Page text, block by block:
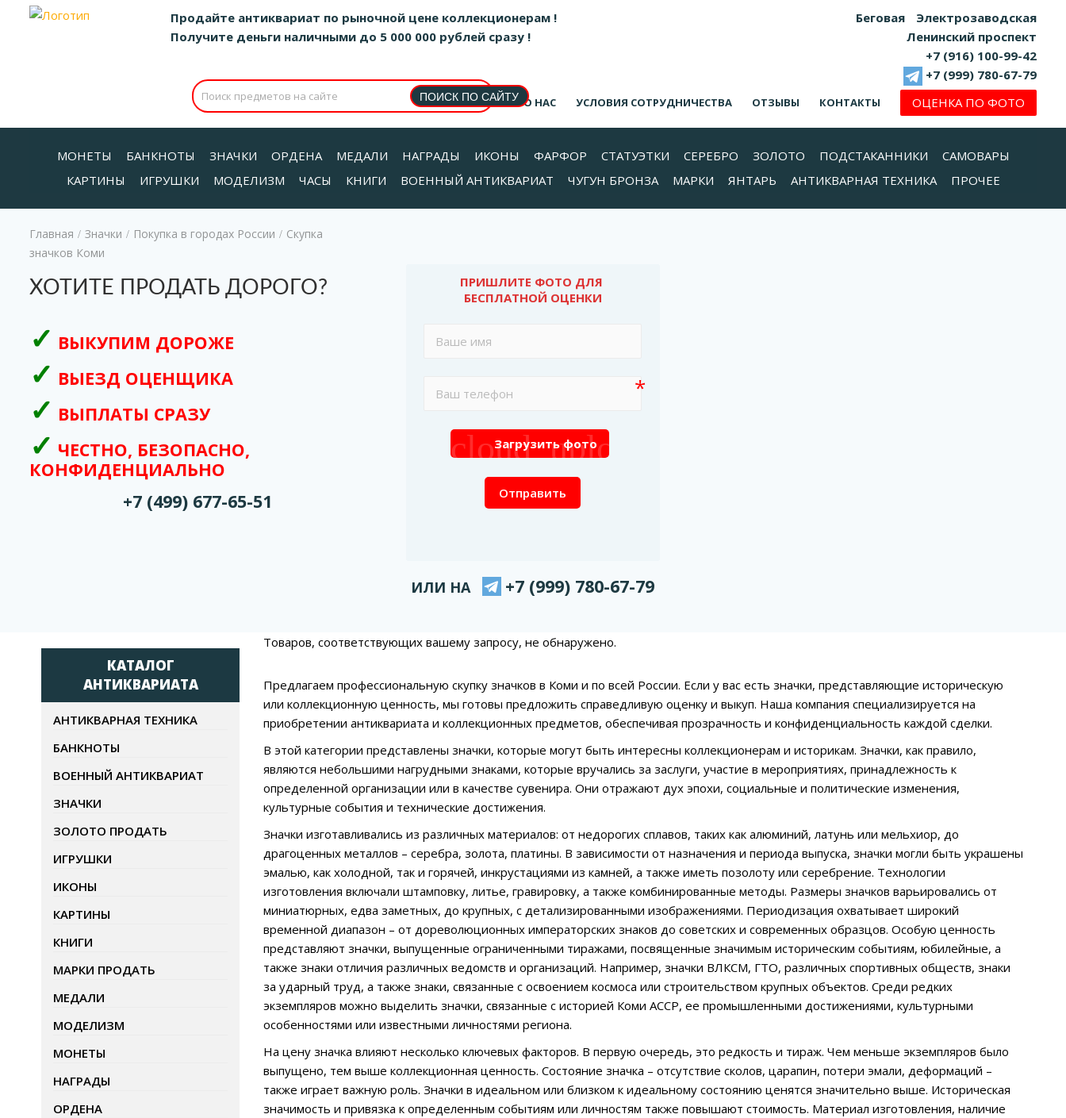
Продайте антиквариат по рыночной цене коллекционерам ! Беговая
Электрозаводская
Получите деньги наличными до 5 000 000 рублей сразу !
Ленинский проспект
+7 (916) 100-99-42
+7 (999) 780-67-79
О НАС УСЛОВИЯ СОТРУДНИЧЕСТВА ОТЗЫВЫ КОНТАКТЫ ОЦЕНКА ПО ФОТО
МОНЕТЫ БАНКНОТЫ ЗНАЧКИ ОРДЕНА МЕДАЛИ НАГРАДЫ ИКОНЫ ФАРФОР СТАТУЭТКИ СЕРЕБРО ЗОЛОТО ПОДСТАКАННИКИ
САМОВАРЫ
КАРТИНЫ
ИГРУШКИ МОДЕЛИЗМ ЧАСЫ КНИГИ ВОЕННЫЙ АНТИКВАРИАТ ЧУГУН БРОНЗА МАРКИ ЯНТАРЬ АНТИКВАРНАЯ ТЕХНИКА ПРОЧЕЕ
Главная / Значки / Покупка в городах России / Скупка
значков Коми
ХОТИТЕ ПРОДАТЬ ДОРОГО?
ВЫКУПИМ ДОРОЖЕ
ВЫЕЗД ОЦЕНЩИКА
ВЫПЛАТЫ СРАЗУ
ЧЕСТНО, БЕЗОПАСНО,
КОНФИДЕНЦИАЛЬНО
+7 (499) 677-65-51
ПРИШЛИТЕ ФОТО ДЛЯ
БЕСПЛАТНОЙ ОЦЕНКИ
cloud_upload
Загрузить фото
Отправить
ИЛИ НА +7 (999) 780-67-79
Товаров, соответствующих вашему запросу, не обнаружено.
Предлагаем профессиональную скупку значков в Коми и по всей России. Если у вас есть значки, представляющие историческую
или коллекционную ценность, мы готовы предложить справедливую оценку и выкуп. Наша компания специализируется на
приобретении антиквариата и коллекционных предметов, обеспечивая прозрачность и конфиденциальность каждой сделки.
В этой категории представлены значки, которые могут быть интересны коллекционерам и историкам. Значки, как правило,
являются небольшими нагрудными знаками, которые вручались за заслуги, участие в мероприятиях, принадлежность к
определенной организации или в качестве сувенира. Они отражают дух эпохи, социальные и политические изменения,
культурные события и технические достижения.
Значки изготавливались из различных материалов: от недорогих сплавов, таких как алюминий, латунь или мельхиор, до
драгоценных металлов – серебра, золота, платины. В зависимости от назначения и периода выпуска, значки могли быть украшены
эмалью, как холодной, так и горячей, инкрустациями из камней, а также иметь позолоту или серебрение. Технологии
изготовления включали штамповку, литье, гравировку, а также комбинированные методы. Размеры значков варьировались от
миниатюрных, едва заметных, до крупных, с детализированными изображениями. Периодизация охватывает широкий
временной диапазон – от дореволюционных императорских знаков до советских и современных образцов. Особую ценность
представляют значки, выпущенные ограниченными тиражами, посвященные значимым историческим событиям, юбилейные, а
также знаки отличия различных ведомств и организаций. Например, значки ВЛКСМ, ГТО, различных спортивных обществ, знаки
за ударный труд, а также знаки, связанные с освоением космоса или строительством крупных объектов. Среди редких
экземпляров можно выделить значки, связанные с историей Коми АССР, ее промышленными достижениями, культурными
особенностями или известными личностями региона.
На цену значка влияют несколько ключевых факторов. В первую очередь, это редкость и тираж. Чем меньше экземпляров было
выпущено, тем выше коллекционная ценность. Состояние значка – отсутствие сколов, царапин, потери эмали, деформаций –
также играет важную роль. Значки в идеальном или близком к идеальному состоянию ценятся значительно выше. Историческая
значимость и привязка к определенным событиям или личностям также повышают стоимость. Материал изготовления, наличие
КАТАЛОГ
АНТИКВАРИАТА
АНТИКВАРНАЯ ТЕХНИКА
БАНКНОТЫ
ВОЕННЫЙ АНТИКВАРИАТ
ЗНАЧКИ
ЗОЛОТО ПРОДАТЬ
ИГРУШКИ
ИКОНЫ
КАРТИНЫ
КНИГИ
МАРКИ ПРОДАТЬ
МЕДАЛИ
МОДЕЛИЗМ
МОНЕТЫ
НАГРАДЫ
ОРДЕНА